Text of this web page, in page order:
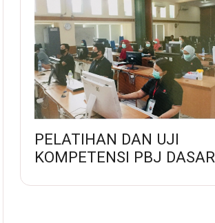
PELATIHAN DAN UJI
KOMPETENSI PBJ DASAR